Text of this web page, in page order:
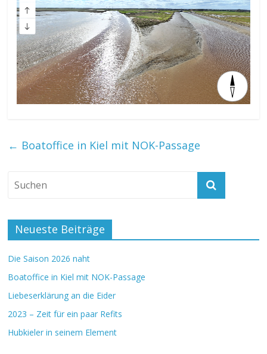
← Boatoffice in Kiel mit NOK-Passage
Neueste Beiträge
Die Saison 2026 naht
Boatoffice in Kiel mit NOK-Passage
Liebeserklärung an die Eider
2023 – Zeit für ein paar Refits
Hubkieler in seinem Element